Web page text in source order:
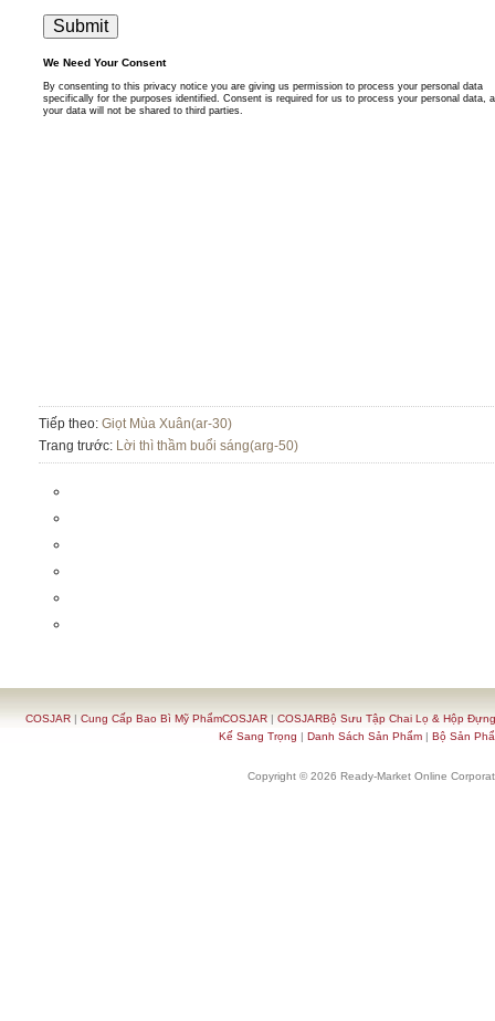
Tiếp theo: Giọt Mùa Xuân(ar-30)
Trang trước: Lời thì thầm buổi sáng(arg-50)
COSJAR| Cung Cấp Bao Bì Mỹ PhẩmCOSJAR| COSJARBộ Sưu Tập Chai Lọ & Hộp
Kế Sang Trọng | Danh Sách Sản Phẩm| Bộ Sản
Copyright © 2026 Ready-Market Online